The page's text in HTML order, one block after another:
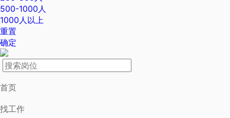
500-1000人
1000人以上
重置
确定
首页
找工作